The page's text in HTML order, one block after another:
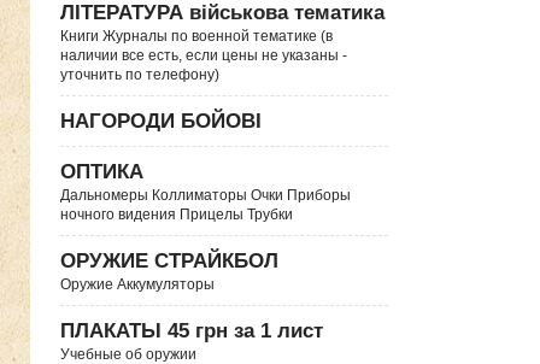
ЛІТЕРАТУРА військова тематика
Книги Журналы по военной тематике (в
наличии все есть, если цены не указаны -
уточнить по телефону)
НАГОРОДИ БОЙОВІ
ОПТИКА
Дальномеры Коллиматоры Очки Приборы
ночного видения Прицелы Трубки
ОРУЖИЕ СТРАЙКБОЛ
Оружие Аккумуляторы
ПЛАКАТЫ 45 грн за 1 лист
Учебные об оружии